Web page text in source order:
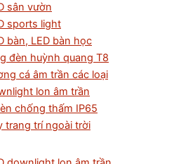
sân vườn
sports light
bàn, LED bàn học
đèn huỳnh quang T8
cá âm trần các loại
lon âm trần
chống thấm IP65
trang trí ngoài trời